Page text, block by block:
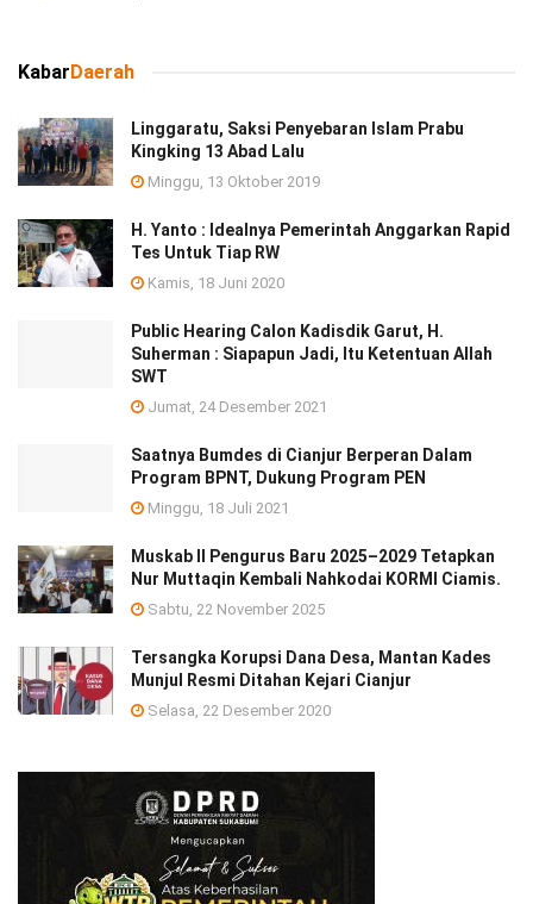
KabarDaerah
Linggaratu, Saksi Penyebaran Islam Prabu
Kingking 13 Abad Lalu
Minggu, 13 Oktober 2019
H. Yanto : Idealnya Pemerintah Anggarkan Rapid
Tes Untuk Tiap RW
Kamis, 18 Juni 2020
Public Hearing Calon Kadisdik Garut, H.
Suherman : Siapapun Jadi, Itu Ketentuan Allah
SWT
Jumat, 24 Desember 2021
Saatnya Bumdes di Cianjur Berperan Dalam
Program BPNT, Dukung Program PEN
Minggu, 18 Juli 2021
Muskab II Pengurus Baru 2025–2029 Tetapkan
Nur Muttaqin Kembali Nahkodai KORMI Ciamis.
Sabtu, 22 November 2025
Tersangka Korupsi Dana Desa, Mantan Kades
Munjul Resmi Ditahan Kejari Cianjur
Selasa, 22 Desember 2020